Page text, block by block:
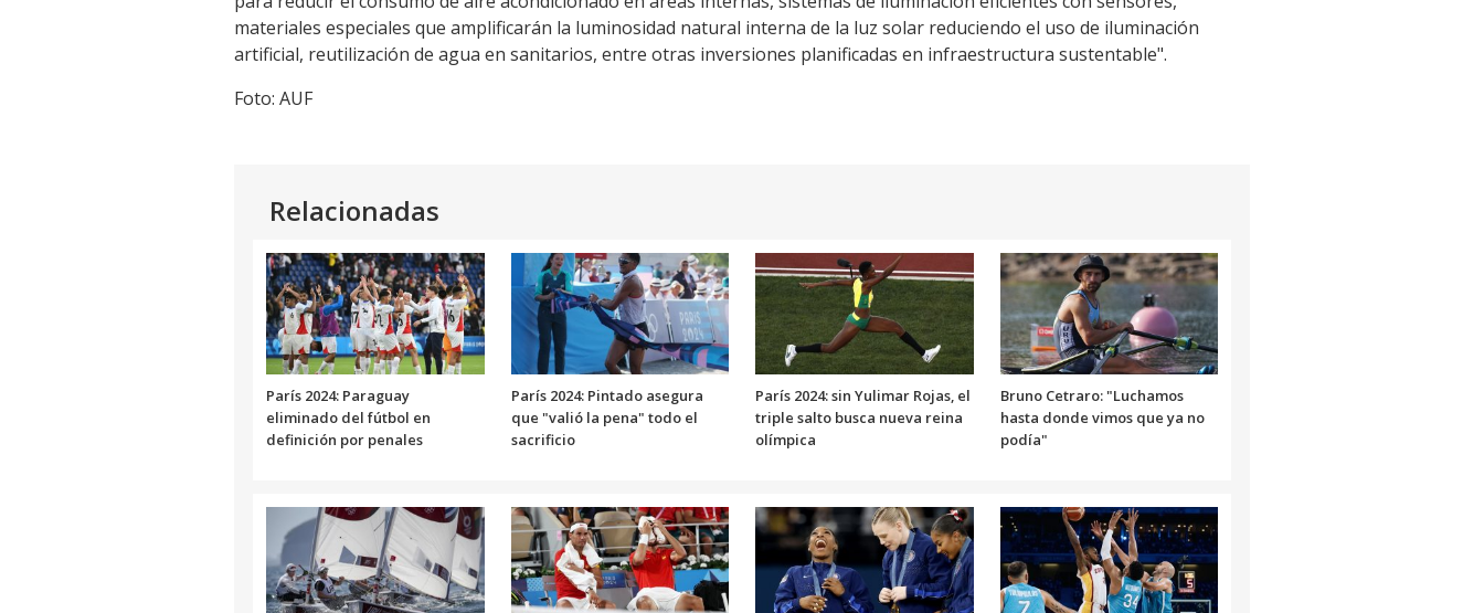
Linkmateriales especiales que amplificarán la luminosidad natural interna de la luz solar reduciendo el uso de iluminación
artificial, reutilización de agua en sanitarios, entre otras inversiones planificadas en infraestructura sustentable".
Foto: AUF
Relacionadas
París 2024: Paraguay
eliminado del fútbol en
definición por penales
París 2024: Pintado asegura
que "valió la pena" todo el
sacrificio
París 2024: sin Yulimar Rojas, el
triple salto busca nueva reina
olímpica
Bruno Cetraro: "Luchamos
hasta donde vimos que ya no
podía"